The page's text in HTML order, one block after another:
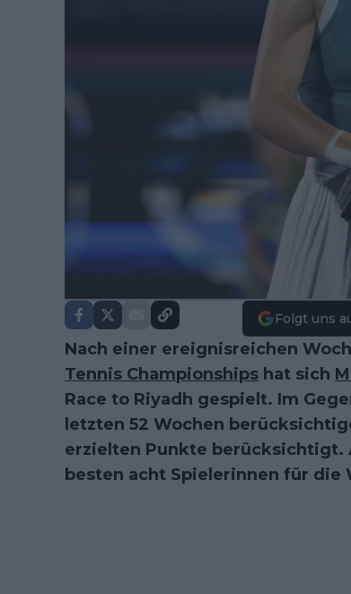
Folgt uns
Nach einer ereignisreichen
Tennis Championships hat sich
Race to Riyadh gespielt. Im
letzten 52 Wochen
erzielten Punkte berücksichtigt.
besten acht Spielerinnen für die